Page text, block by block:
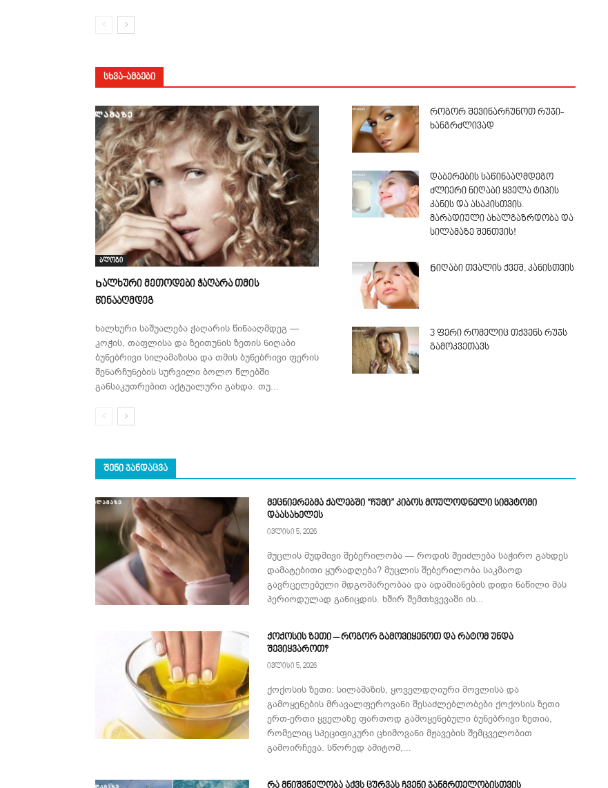
ᲡᲮᲕᲐ-ᲐᲛᲑᲔᲑᲘ
ბლოგი
Ხალხური მეთოდები ჭაღარა თმის
წინააღმდეგ
ხალხური საშუალება ჭაღარის წინააღმდეგ —
კოჭის, თაფლისა და ზეითუნის ზეთის ნიღაბი
ბუნებრივი სილამაზისა და თმის ბუნებრივი ფერის
შენარჩუნების სურვილი ბოლო წლებში
განსაკუთრებით აქტუალური გახდა. თუ...
როგორ შევინარჩუნოთ რუჯი-
ხანგრძლივად
დაბერების საწინააღმდეგო
ძლიერი ნიღაბი ყველა ტიპის
კანის და ასაკისთვის.
მარადიული ახალგაზრდობა და
სილამაზე შენთვის!
Ნიღაბი თვალის ქვეშ, კანისთვის
3 ფერი რომელიც თქვენს რუჯს
გამოკვეთავს
ᲨᲔᲜᲘ ᲯᲐᲜᲓᲐᲪᲕᲐ
მეცნიერებმა ქალებში “ჩუმი” კიბოს მოულოდნელი სიმპტომი
დაასახელეს
ივლისი 5, 2026
მუცლის მუდმივი შებერილობა — როდის შეიძლება საჭირო გახდეს
დამატებითი ყურადღება? მუცლის შებერილობა საკმაოდ
გავრცელებული მდგომარეობაა და ადამიანების დიდი ნაწილი მას
პერიოდულად განიცდის. ხშირ შემთხვევაში ის...
ქოქოსის ზეთი – როგორ გამოვიყენოთ და რატომ უნდა
შევიყვაროთ?
ივლისი 5, 2026
ქოქოსის ზეთი: სილამაზის, ყოველდღიური მოვლისა და
გამოყენების მრავალფეროვანი შესაძლებლობები ქოქოსის ზეთი
ერთ-ერთი ყველაზე ფართოდ გამოყენებული ბუნებრივი ზეთია,
რომელიც სპეციფიკური ცხიმოვანი მჟავების შემცველობით
გამოირჩევა. სწორედ ამიტომ,...